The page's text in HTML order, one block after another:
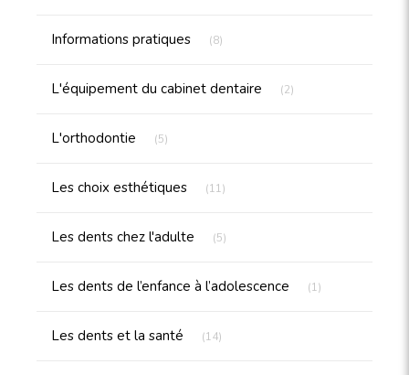
Informations pratiques (8)
L'équipement du cabinet dentaire (2)
L'orthodontie (5)
Les choix esthétiques (11)
Les dents chez l'adulte (5)
Les dents de l’enfance à l’adolescence (1)
Les dents et la santé (14)